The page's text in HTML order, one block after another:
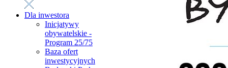
Dla inwestora
Inicjatywy
obywatelskie -
Program 25/75
Baza ofert
inwestycyjnych